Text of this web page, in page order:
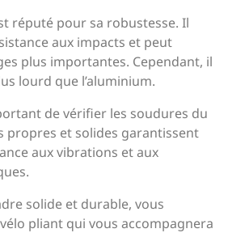
réputé pour sa robustesse. Il
aux impacts et peut
plus importantes. Cependant, il
lourd que l’aluminium.
de vérifier les soudures du
propres et solides garantissent
aux vibrations et aux
solide et durable, vous
pliant qui vous accompagnera